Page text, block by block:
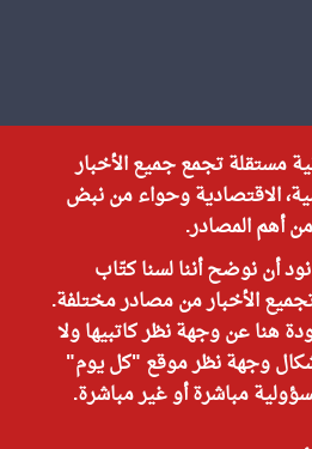
مستقلة تجمع جميع الأخبار
الاقتصادية وحواء من نبض
أهم المصادر.
أن نوضح أننا لسنا كتّاب
الأخبار من مصادر مختلفة.
هنا عن وجهة نظر كاتبيها ولا
وجهة نظر موقع "كل يوم"
مباشرة أو غير مباشرة.